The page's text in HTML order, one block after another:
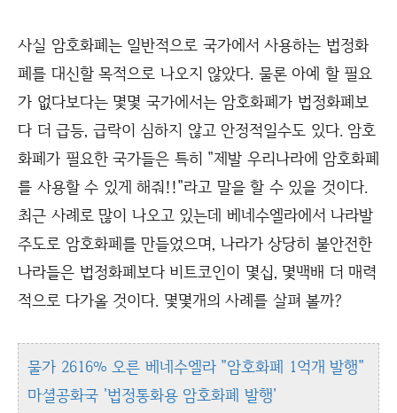
사실 암호화폐는 일반적으로 국가에서 사용하는 법정화
폐를 대신할 목적으로 나오지 않았다. 물론 아예 할 필요
가 없다보다는 몇몇 국가에서는 암호화폐가 법정화폐보
다 더 급등, 급락이 심하지 않고 안정적일수도 있다. 암호
화폐가 필요한 국가들은 특히 "제발 우리나라에 암호화폐
를 사용할 수 있게 해줘!!"라고 말을 할 수 있을 것이다.
최근 사례로 많이 나오고 있는데 베네수엘라에서 나라발
주도로 암호화폐를 만들었으며, 나라가 상당히 불안전한
나라들은 법정화폐보다 비트코인이 몇십, 몇백배 더 매력
적으로 다가올 것이다. 몇몇개의 사례를 살펴 볼까?
물가 2616% 오른 베네수엘라 "암호화폐 1억개 발행"
마셜공화국 '법정통화용 암호화폐 발행'